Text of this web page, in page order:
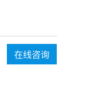
在线咨询